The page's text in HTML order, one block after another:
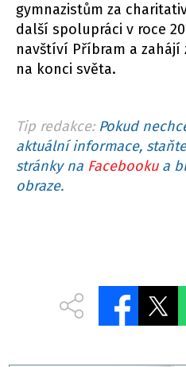
gymnazistům za
další spolupráci v roce
navštíví Příbram a zahájí
na konci světa.
Tip redakce: Pokud
aktuální informace,
stránky na Facebookua
obraze.